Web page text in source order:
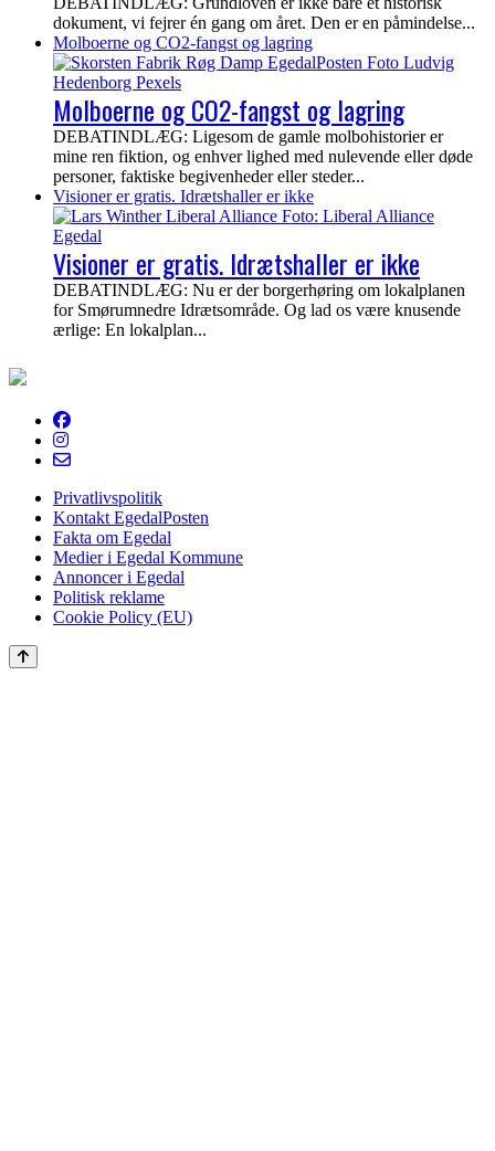
dokument, vi fejrer én gang om året. Den er en påmindelse...
Molboerne og CO2-fangst og lagring
Molboerne og CO2-fangst og lagring
DEBATINDLÆG: Ligesom de gamle molbohistorier er
mine ren fiktion, og enhver lighed med nulevende eller døde
personer, faktiske begivenheder eller steder...
Visioner er gratis. Idrætshaller er ikke
Visioner er gratis. Idrætshaller er ikke
DEBATINDLÆG: Nu er der borgerhøring om lokalplanen
for Smørumnedre Idrætsområde. Og lad os være knusende
ærlige: En lokalplan...
EgedalPosten
Privatlivspolitik
Kontakt EgedalPosten
Fakta om Egedal
Medier i Egedal Kommune
Annoncer i Egedal
Politisk reklame
Cookie Policy (EU)
Scroll
to